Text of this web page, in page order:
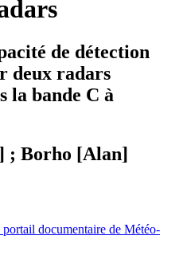
de détection
deux radars
la bande C à
; Borho [Alan]
documentaire de Météo-